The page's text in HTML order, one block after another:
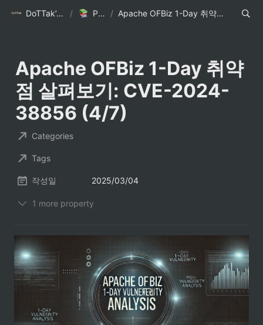
DoTTak’s Blog / Posts / Apache OFBiz 1-Day 취약점 살펴보기: CVE-2024-38856 (4/7)
Apache OFBiz 1-Day 취약
점 살펴보기: CVE-2024-
38856 (4/7)
Categories
Tags
작성일 2025/03/04
1 more property